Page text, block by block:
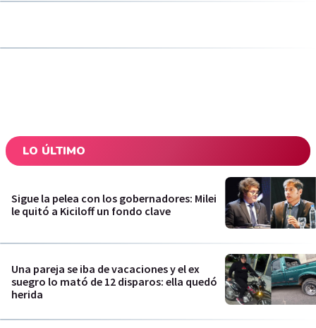
LO ÚLTIMO
Sigue la pelea con los gobernadores: Milei
le quitó a Kiciloff un fondo clave
Una pareja se iba de vacaciones y el ex
suegro lo mató de 12 disparos: ella quedó
herida